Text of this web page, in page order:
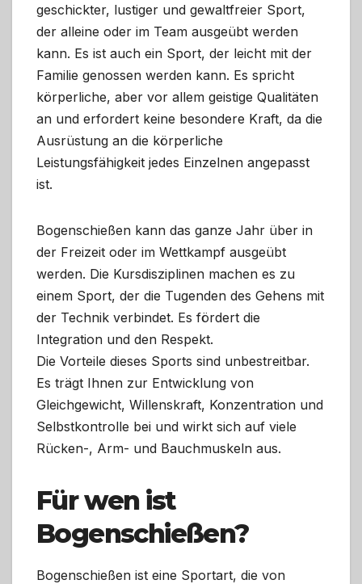
geschickter, lustiger und gewaltfreier Sport,
der alleine oder im Team ausgeübt werden
kann. Es ist auch ein Sport, der leicht mit der
Familie genossen werden kann. Es spricht
körperliche, aber vor allem geistige Qualitäten
an und erfordert keine besondere Kraft, da die
Ausrüstung an die körperliche
Leistungsfähigkeit jedes Einzelnen angepasst
ist.
Bogenschießen kann das ganze Jahr über in
der Freizeit oder im Wettkampf ausgeübt
werden. Die Kursdisziplinen machen es zu
einem Sport, der die Tugenden des Gehens mit
der Technik verbindet. Es fördert die
Integration und den Respekt.
Die Vorteile dieses Sports sind unbestreitbar.
Es trägt Ihnen zur Entwicklung von
Gleichgewicht, Willenskraft, Konzentration und
Selbstkontrolle bei und wirkt sich auf viele
Rücken-, Arm- und Bauchmuskeln aus.
Für wen ist
Bogenschießen?
Bogenschießen ist eine Sportart, die von